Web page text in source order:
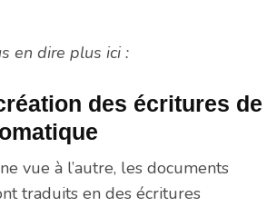
en dire plus ici :
des écritures de
vue à l’autre, les documents
traduits en des écritures